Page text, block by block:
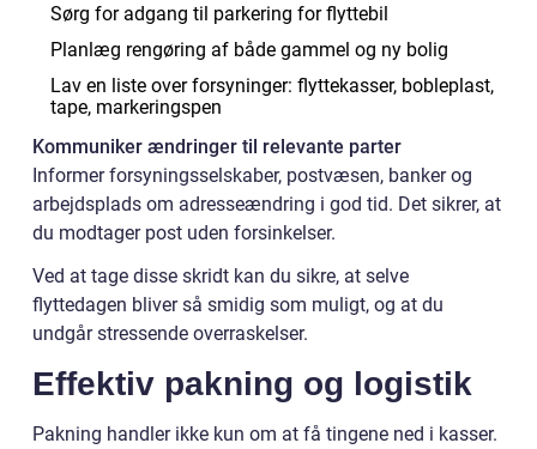
Sørg for adgang til parkering for flyttebil
Planlæg rengøring af både gammel og ny bolig
Lav en liste over forsyninger: flyttekasser, bobleplast,
tape, markeringspen
Kommuniker ændringer til relevante parter
Informer forsyningsselskaber, postvæsen, banker og
arbejdsplads om adresseændring i god tid. Det sikrer, at
du modtager post uden forsinkelser.
Ved at tage disse skridt kan du sikre, at selve
flyttedagen bliver så smidig som muligt, og at du
undgår stressende overraskelser.
Effektiv pakning og logistik
Pakning handler ikke kun om at få tingene ned i kasser.